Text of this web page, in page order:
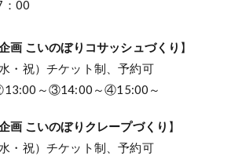
：00
画 こいのぼりコサッシュづくり 】
・祝）チケット制、予約可
～③14:00～④15:00～
画 こいのぼりクレープづくり 】
・祝）チケット制、予約可